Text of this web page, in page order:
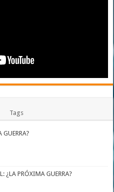
Tags
¿LA PRÓXIMA GUERRA?